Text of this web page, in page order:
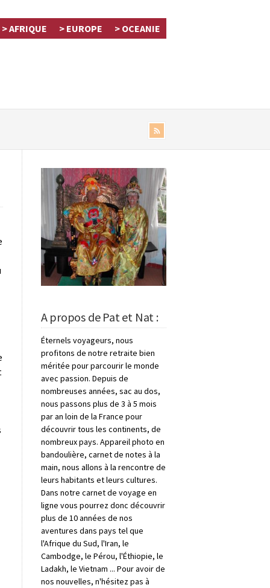
> AFRIQUE > EUROPE > OCEANIE
A propos de Pat et Nat :
Éternels voyageurs, nous
profitons de notre retraite bien
méritée pour parcourir le monde
avec passion. Depuis de
nombreuses années, sac au dos,
nous passons plus de 3 à 5 mois
par an loin de la France pour
découvrir tous les continents, de
nombreux pays. Appareil photo en
bandoulière, carnet de notes à la
main, nous allons à la rencontre de
leurs habitants et leurs cultures.
Dans notre carnet de voyage en
ligne vous pourrez donc découvrir
plus de 10 années de nos
aventures dans pays tel que
l'Afrique du Sud, l'Iran, le
Cambodge, le Pérou, l'Éthiopie, le
Ladakh, le Vietnam ... Pour avoir de
nos nouvelles, n'hésitez pas à